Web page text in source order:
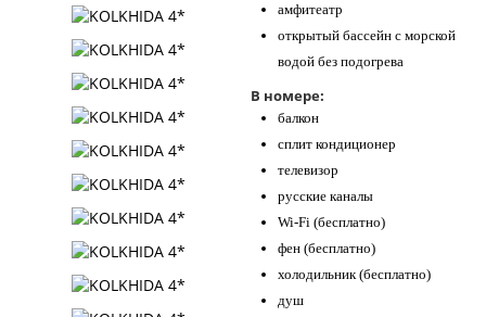
амфитеатр
открытый бассейн с морской
водой без подогрева
В номере:
балкон
сплит кондиционер
телевизор
русские каналы
Wi-Fi (бесплатно)
фен (бесплатно)
холодильник (бесплатно)
душ